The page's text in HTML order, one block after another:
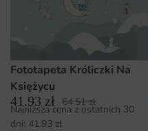
Fototapeta Króliczki Na
Księżycu
41.93 zł 64.51zł
Najniższa cena z ostatnich 30
dni: 41.93 zł